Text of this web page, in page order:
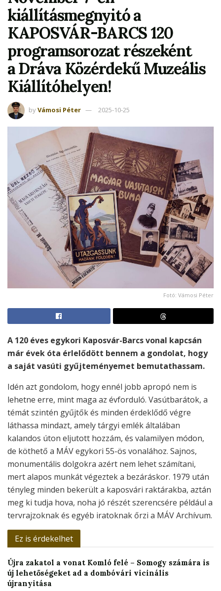
kiállításmegnyitó a
KAPOSVÁR-BARCS 120
programsorozat részeként
a Dráva Közérdekű Muzeális
Kiállítóhelyen!
byVámosi Péter 2025-10-25
Fotó: Vámosi Péter
A 120 éves egykori Kaposvár-Barcs vonal kapcsán
már évek óta érlelődött bennem a gondolat, hogy
a saját vasúti gyűjteményemet bemutathassam.
Idén azt gondolom, hogy ennél jobb apropó nem is
lehetne erre, mint maga az évforduló. Vasútbarátok, a
témát szintén gyűjtők és minden érdeklődő végre
láthassa mindazt, amely tárgyi emlék általában
kalandos úton eljutott hozzám, és valamilyen módon,
de köthető a MÁV egykori 55-ös vonalához. Sajnos,
monumentális dolgokra azért nem lehet számítani,
mert alapos munkát végeztek a bezáráskor. 1979 után
tényleg minden bekerült a kaposvári raktárakba, aztán
meg ki tudja hova, noha jó részét szerencsére például a
tervrajzoknak és egyéb iratoknak őrzi a MÁV Archívum.
Ez is érdekelhet
Újra zakatol a vonat Komló felé – Somogy számára is
új lehetőségeket ad a dombóvári vicinális
újranyitása